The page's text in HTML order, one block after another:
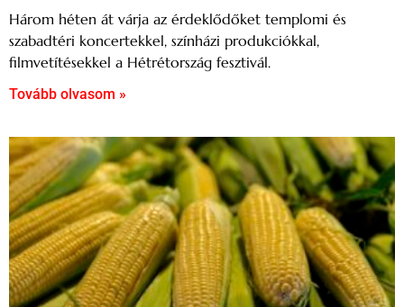
Három héten át várja az érdeklődőket templomi és
szabadtéri koncertekkel, színházi produkciókkal,
filmvetítésekkel a Hétrétország fesztivál.
Tovább olvasom »